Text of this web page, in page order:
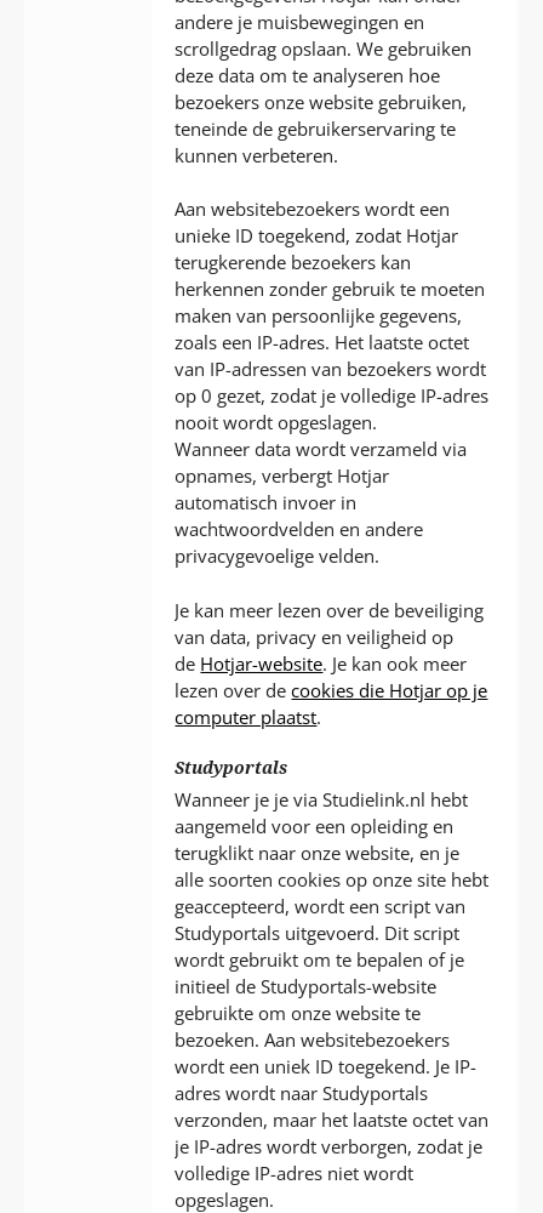
andere je muisbewegingen en
scrollgedrag opslaan. We gebruiken
deze data om te analyseren hoe
bezoekers onze website gebruiken,
teneinde de gebruikerservaring te
kunnen verbeteren.
Aan websitebezoekers wordt een
unieke ID toegekend, zodat Hotjar
terugkerende bezoekers kan
herkennen zonder gebruik te moeten
maken van persoonlijke gegevens,
zoals een IP-adres. Het laatste octet
van IP-adressen van bezoekers wordt
op 0 gezet, zodat je volledige IP-adres
nooit wordt opgeslagen.
Wanneer data wordt verzameld via
opnames, verbergt Hotjar
automatisch invoer in
wachtwoordvelden en andere
privacygevoelige velden.
Je kan meer lezen over de beveiliging
van data, privacy en veiligheid op
de Hotjar-website. Je kan ook meer
lezen over decookies die Hotjar op je
computer plaatst.
Studyportals
Wanneer je je via Studielink.nl hebt
aangemeld voor een opleiding en
terugklikt naar onze website, en je
alle soorten cookies op onze site hebt
geaccepteerd, wordt een script van
Studyportals uitgevoerd. Dit script
wordt gebruikt om te bepalen of je
initieel de Studyportals-website
gebruikte om onze website te
bezoeken. Aan websitebezoekers
wordt een uniek ID toegekend. Je IP-
adres wordt naar Studyportals
verzonden, maar het laatste octet van
je IP-adres wordt verborgen, zodat je
volledige IP-adres niet wordt
opgeslagen.